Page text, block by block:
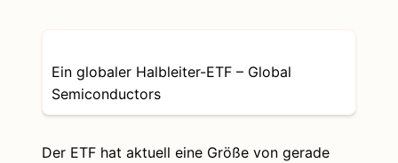
Ein globaler Halbleiter-ETF – Global
Semiconductors
Der ETF hat aktuell eine Größe von gerade